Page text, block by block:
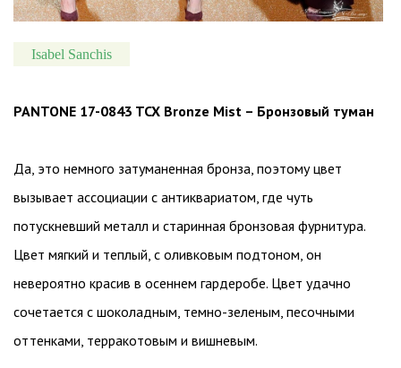
Isabel Sanchis
PANTONE 17-0843 TCX Bronze Mist – Бронзовый туман
Да, это немного затуманенная бронза, поэтому цвет
вызывает ассоциации с антиквариатом, где чуть
потускневший металл и старинная бронзовая фурнитура.
Цвет мягкий и теплый, с оливковым подтоном, он
невероятно красив в осеннем гардеробе. Цвет удачно
сочетается с шоколадным, темно-зеленым, песочными
оттенками, терракотовым и вишневым.